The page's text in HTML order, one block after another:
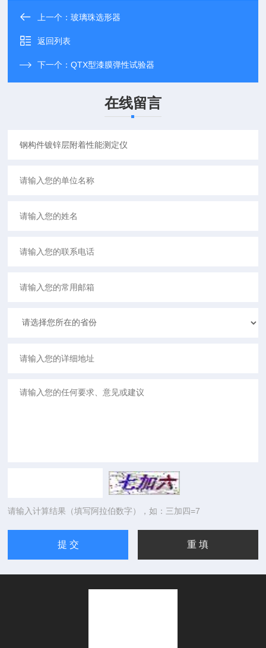
上一个：玻璃珠选形器
返回列表
下一个：QTX型漆膜弹性试验器
在线留言
请输入计算结果（填写阿拉伯数字），如：三加四=7